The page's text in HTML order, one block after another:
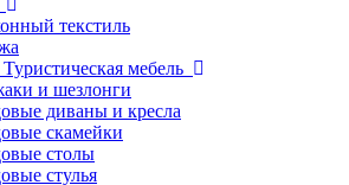
текстиль
мебель
и шезлонги
диваны и кресла
скамейки
столы
стулья